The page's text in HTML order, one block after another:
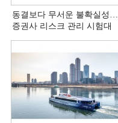
동결보다 무서운 불확실성…
증권사 리스크 관리 시험대